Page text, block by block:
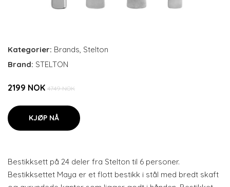
Kategorier: Brands, Stelton
Brand: STELTON
2199 NOK 4749 NOK
KJØP NÅ
Bestikksett på 24 deler fra Stelton til 6 personer.
Bestikksettet Maya er et flott bestikk i stål med bredt skaft